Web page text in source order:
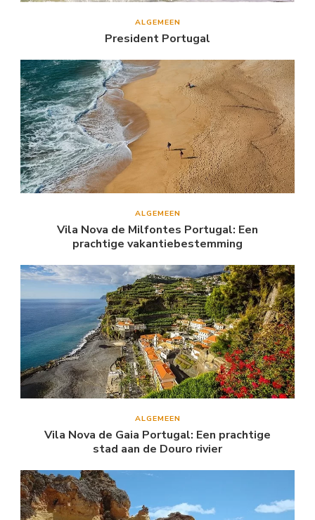
ALGEMEEN
President Portugal
ALGEMEEN
Vila Nova de Milfontes Portugal: Een
prachtige vakantiebestemming
ALGEMEEN
Vila Nova de Gaia Portugal: Een prachtige
stad aan de Douro rivier